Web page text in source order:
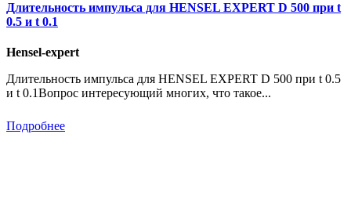
Длительность импульса для HENSEL EXPERT D 500 при t
0.5 и t 0.1
Hensel-expert
Длительность импульса для HENSEL EXPERT D 500 при t 0.5
и t 0.1Вопрос интересующий многих, что такое...
Подробнее